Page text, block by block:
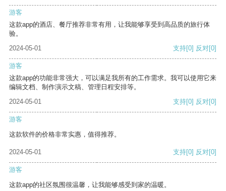
游客
这款app的酒店、餐厅推荐非常有用，让我能够享受到高品质的旅行体
验。
2024-05-01
支持[0] 反对[0]
游客
这款app的功能非常强大，可以满足我所有的工作需求。我可以使用它来
编辑文档、制作演示文稿、管理日程安排等。
2024-05-01
支持[0] 反对[0]
游客
这款软件的价格非常实惠，值得推荐。
2024-05-01 支持[0] 反对[0]
游客
这款app的社区氛围很温馨，让我能够感受到家的温暖。